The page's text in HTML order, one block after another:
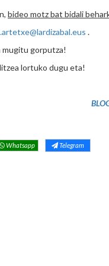
bideo motz bat bidali
.
mugitu gorputza!
lortuko dugu eta!
Whatsapp Telegram